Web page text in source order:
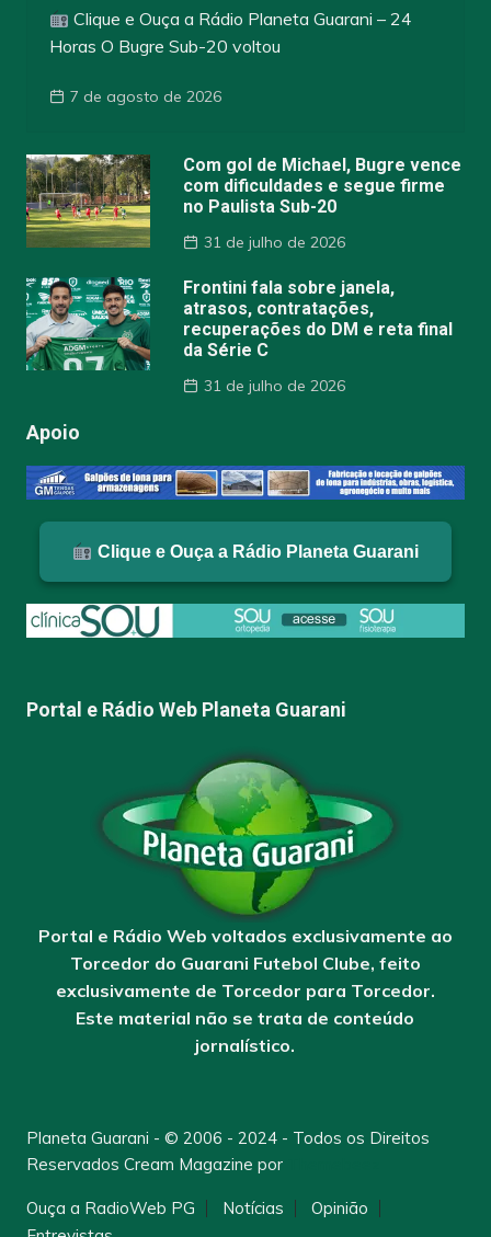
Clique e Ouça a Rádio Planeta Guarani – 24
Horas O Bugre Sub-20 voltou
7 de agosto de 2026
Com gol de Michael, Bugre vence
com dificuldades e segue firme
no Paulista Sub-20
31 de julho de 2026
Frontini fala sobre janela,
atrasos, contratações,
recuperações do DM e reta final
da Série C
31 de julho de 2026
Apoio
Clique e Ouça a Rádio Planeta Guarani
Portal e Rádio Web Planeta Guarani
Portal e Rádio Web voltados exclusivamente ao
Torcedor do Guarani Futebol Clube, feito
exclusivamente de Torcedor para Torcedor.
Este material não se trata de conteúdo
jornalístico.
Planeta Guarani - © 2006 - 2024 - Todos os Direitos
Reservados Cream Magazine por
Ouça a RadioWeb PG Notícias
Opinião